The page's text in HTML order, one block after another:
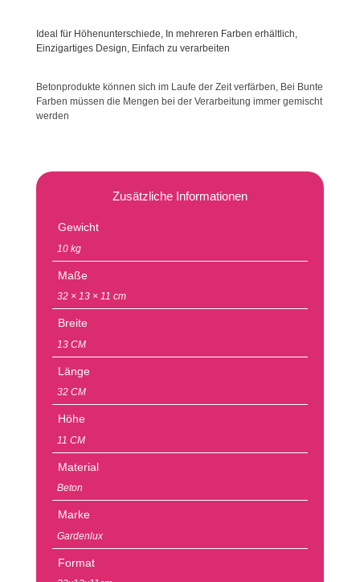
Ideal für Höhenunterschiede, In mehreren Farben erhältlich,
Einzigartiges Design, Einfach zu verarbeiten
Betonprodukte können sich im Laufe der Zeit verfärben, Bei Bunte
Farben müssen die Mengen bei der Verarbeitung immer gemischt
werden
Zusätzliche Informationen
Gewicht
10 kg
Maße
32 × 13 × 11 cm
Breite
13 CM
Länge
32 CM
Höhe
11 CM
Material
Beton
Marke
Gardenlux
Format